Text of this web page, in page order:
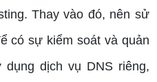
Thay vào đó, nên sử
có sự kiểm soát và quản
dịch vụ DNS riêng,